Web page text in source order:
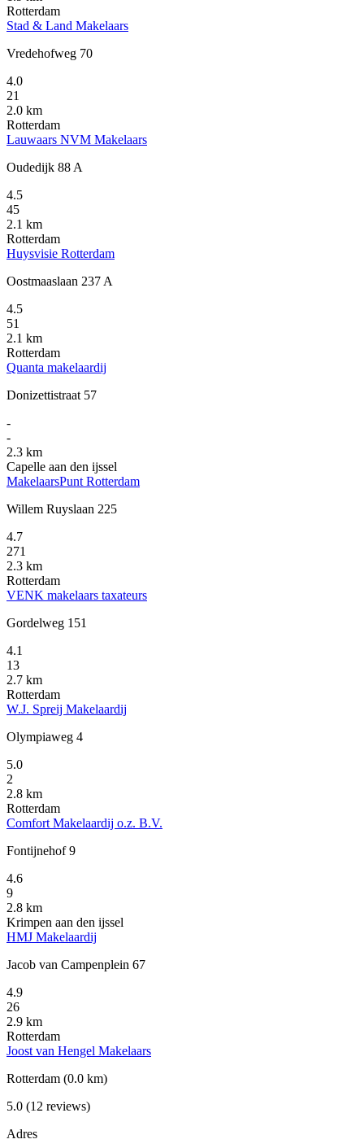
Rotterdam
Stad & Land Makelaars
Vredehofweg 70
4.0
21
2.0 km
Rotterdam
Lauwaars NVM Makelaars
Oudedijk 88 A
4.5
45
2.1 km
Rotterdam
Huysvisie Rotterdam
Oostmaaslaan 237 A
4.5
51
2.1 km
Rotterdam
Quanta makelaardij
Donizettistraat 57
-
-
2.3 km
Capelle aan den ijssel
MakelaarsPunt Rotterdam
Willem Ruyslaan 225
4.7
271
2.3 km
Rotterdam
VENK makelaars taxateurs
Gordelweg 151
4.1
13
2.7 km
Rotterdam
W.J. Spreij Makelaardij
Olympiaweg 4
5.0
2
2.8 km
Rotterdam
Comfort Makelaardij o.z. B.V.
Fontijnehof 9
4.6
9
2.8 km
Krimpen aan den ijssel
HMJ Makelaardij
Jacob van Campenplein 67
4.9
26
2.9 km
Rotterdam
Joost van Hengel Makelaars
Rotterdam (0.0 km)
5.0 (12 reviews)
Adres